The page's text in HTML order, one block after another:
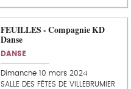
FEUILLES - Compagnie KD
Danse
DANSE
Dimanche 10 mars 2024
SALLE DES FÊTES DE VILLEBRUMIER